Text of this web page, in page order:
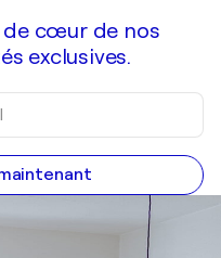
de cœur de nos
exclusives.